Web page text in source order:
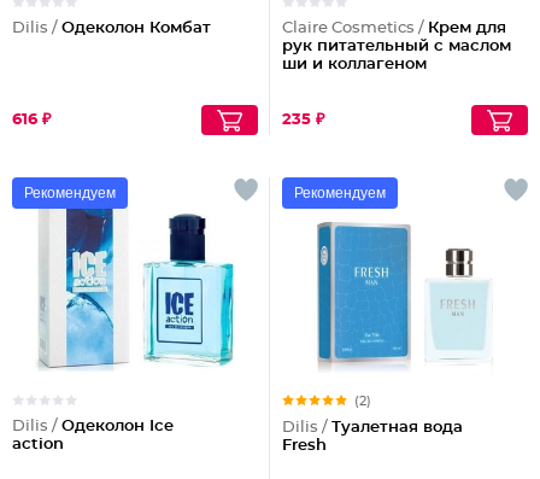
Dilis / Одеколон Комбат
616 ₽
Claire Cosmetics / Крем для
рук питательный с маслом
ши и коллагеном
235 ₽
Рекомендуем
Dilis / Одеколон Ice
action
Рекомендуем
(2)
Dilis / Туалетная вода
Fresh